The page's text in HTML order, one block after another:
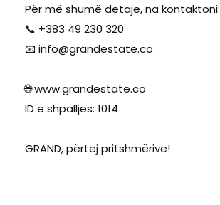
Për më shumë detaje, na kontaktoni:
📞 +383 49 230 320
📧 info@grandestate.co
🌐 www.grandestate.co
ID e shpalljes: 1014
GRAND, përtej pritshmërive!